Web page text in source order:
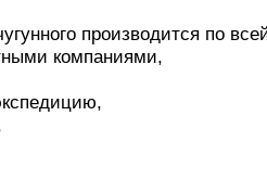
производится по
компаниями,